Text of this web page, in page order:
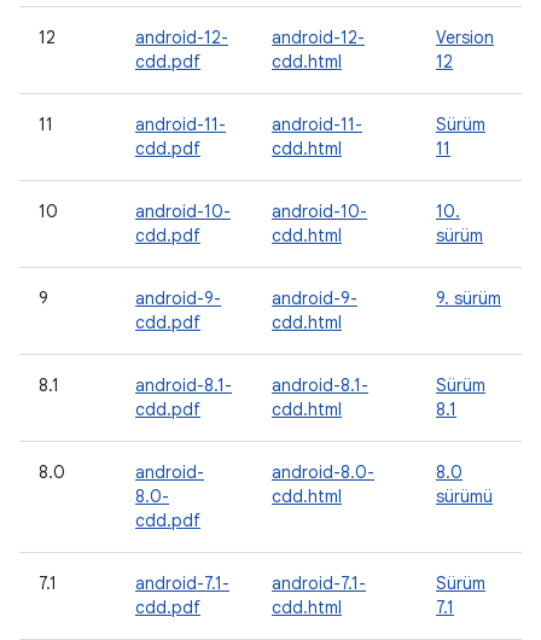
12
android-12-
cdd.pdf
android-12-
cdd.html
Version
12
11
android-11-
cdd.pdf
android-11-
cdd.html
Sürüm
11
10
android-10-
cdd.pdf
android-10-
cdd.html
10.
sürüm
9
android-9-
cdd.pdf
android-9-
cdd.html
9. sürüm
8.1
android-8.1-
cdd.pdf
android-8.1-
cdd.html
Sürüm
8.1
8.0
android-
8.0-
cdd.pdf
android-8.0-
cdd.html
8.0
sürümü
7.1
android-7.1-
cdd.pdf
android-7.1-
cdd.html
Sürüm
7.1